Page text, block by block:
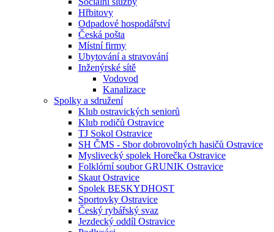
Hřbitovy
Odpadové hospodářství
Česká pošta
Místní firmy
Ubytování a stravování
Inženýrské sítě
Vodovod
Kanalizace
Spolky a sdružení
Klub ostravických seniorů
Klub rodičů Ostravice
TJ Sokol Ostravice
SH ČMS - Sbor dobrovolných hasičů Ostravice
Myslivecký spolek Horečka Ostravice
Folklórní soubor GRUNIK Ostravice
Skaut Ostravice
Spolek BESKYDHOST
Sportovky Ostravice
Český rybářský svaz
Jezdecký oddíl Ostravice